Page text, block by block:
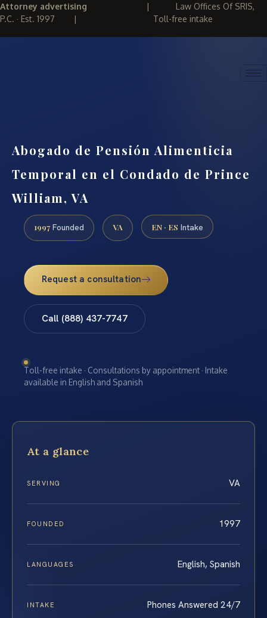
Attorney advertising | Law Offices Of SRIS,
P.C. · Est. 1997 | Toll-free intake
Abogado de Pensión Alimenticia
Temporal en el Condado de Prince
William, VA
1997 Founded VA EN · ES Intake
Request a consultation
Call (888) 437-7747
Toll-free intake · Consultations by appointment · Intake
available in English and Spanish
At a glance
SERVING VA
FOUNDED 1997
LANGUAGES English, Spanish
INTAKE Phones Answered 24/7